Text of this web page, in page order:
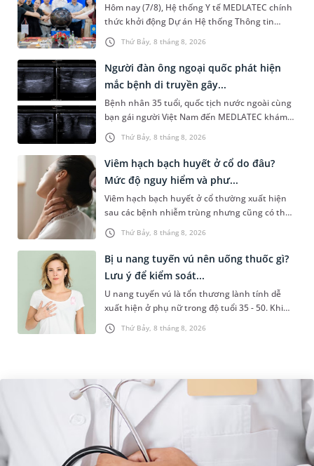
Thứ Bảy, 8 tháng 8, 2026
Hôm nay (7/8), Hệ thống Y tế MEDLATEC chính
thức khởi động Dự án Hệ thống Thông tin
Quản lý Bệnh viện (HIS - Hospital Information
System) giai đoạn mới. Dự á...
Thứ Bảy, 8 tháng 8, 2026
Người đàn ông ngoại quốc phát hiện
mắc bệnh di truyền gây...
Bệnh nhân 35 tuổi, quốc tịch nước ngoài cùng
bạn gái người Việt Nam đến MEDLATEC khám
sức khỏe tiền hôn nhân. Qua thăm khám và
làm các xét nghiệm chuyên sâu,...
Thứ Bảy, 8 tháng 8, 2026
Viêm hạch bạch huyết ở cổ do đâu?
Mức độ nguy hiểm và phư...
Viêm hạch bạch huyết ở cổ thường xuất hiện
sau các bệnh nhiễm trùng nhưng cũng có thể
liên quan đến lao hạch hoặc ung thư. Để tìm
hiểu nguyên nhân gây viêm,...
Thứ Bảy, 8 tháng 8, 2026
Bị u nang tuyến vú nên uống thuốc gì?
Lưu ý để kiểm soát...
U nang tuyến vú là tổn thương lành tính dễ
xuất hiện ở phụ nữ trong độ tuổi 35 - 50. Khi
được chẩn đoán mắc bệnh, nhiều người
thường băn khoăn u nang tuyến v...